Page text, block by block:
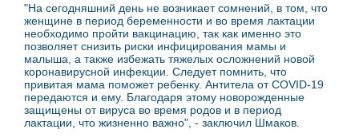
"На сегодняшний день не возникает сомнений, в том, что
женщине в период беременности и во время лактации
необходимо пройти вакцинацию, так как именно это
позволяет снизить риски инфицирования мамы и
малыша, а также избежать тяжелых осложнений новой
коронавирусной инфекции. Следует помнить, что
привитая мама поможет ребенку. Антитела от COVID-19
передаются и ему. Благодаря этому новорожденные
защищены от вируса во время родов и в период
лактации, что жизненно важно", - заключил Шмаков.